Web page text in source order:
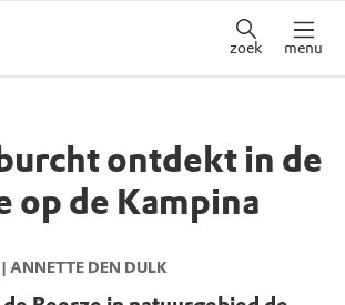
zoek menu
ontdekt in de
op de Kampina
| ANNETTE DEN DULK